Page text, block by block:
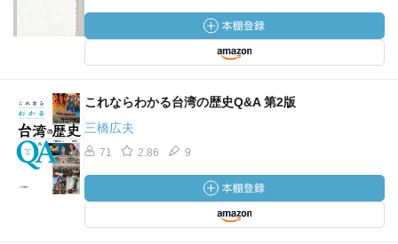
これならわかる台湾の歴史Q&A 第2版
三橋広夫
71 2.86 9